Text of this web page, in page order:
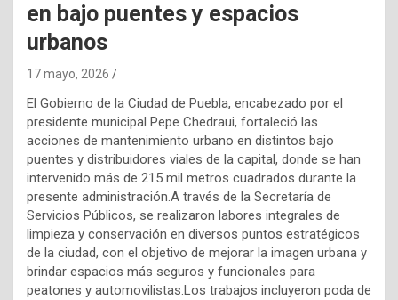
en bajo puentes y espacios
urbanos
17 mayo, 2026
El Gobierno de la Ciudad de Puebla, encabezado por el
presidente municipal Pepe Chedraui, fortaleció las
acciones de mantenimiento urbano en distintos bajo
puentes y distribuidores viales de la capital, donde se han
intervenido más de 215 mil metros cuadrados durante la
presente administración.A través de la Secretaría de
Servicios Públicos, se realizaron labores integrales de
limpieza y conservación en diversos puntos estratégicos
de la ciudad, con el objetivo de mejorar la imagen urbana y
brindar espacios más seguros y funcionales para
peatones y automovilistas.Los trabajos incluyeron poda de